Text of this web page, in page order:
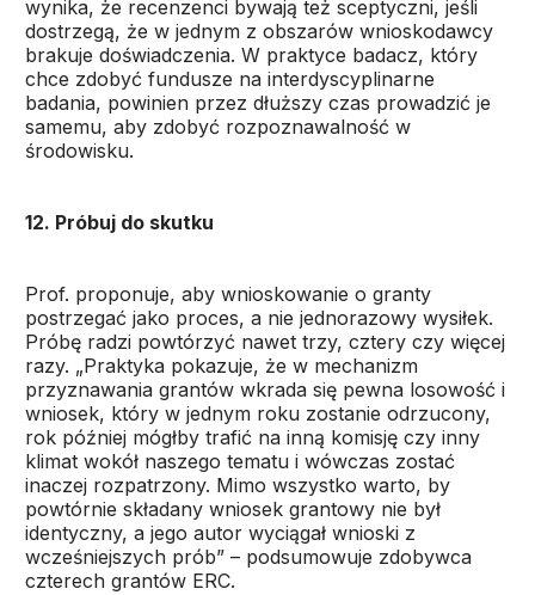
wynika, że recenzenci bywają też sceptyczni, jeśli
dostrzegą, że w jednym z obszarów wnioskodawcy
brakuje doświadczenia. W praktyce badacz, który
chce zdobyć fundusze na interdyscyplinarne
badania, powinien przez dłuższy czas prowadzić je
samemu, aby zdobyć rozpoznawalność w
środowisku.
12. Próbuj do skutku
Prof. proponuje, aby wnioskowanie o granty
postrzegać jako proces, a nie jednorazowy wysiłek.
Próbę radzi powtórzyć nawet trzy, cztery czy więcej
razy. „Praktyka pokazuje, że w mechanizm
przyznawania grantów wkrada się pewna losowość i
wniosek, który w jednym roku zostanie odrzucony,
rok później mógłby trafić na inną komisję czy inny
klimat wokół naszego tematu i wówczas zostać
inaczej rozpatrzony. Mimo wszystko warto, by
powtórnie składany wniosek grantowy nie był
identyczny, a jego autor wyciągał wnioski z
wcześniejszych prób” – podsumowuje zdobywca
czterech grantów ERC.